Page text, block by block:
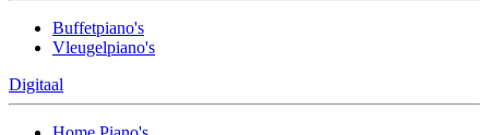
Buffetpiano's
Vleugelpiano's
Digitaal